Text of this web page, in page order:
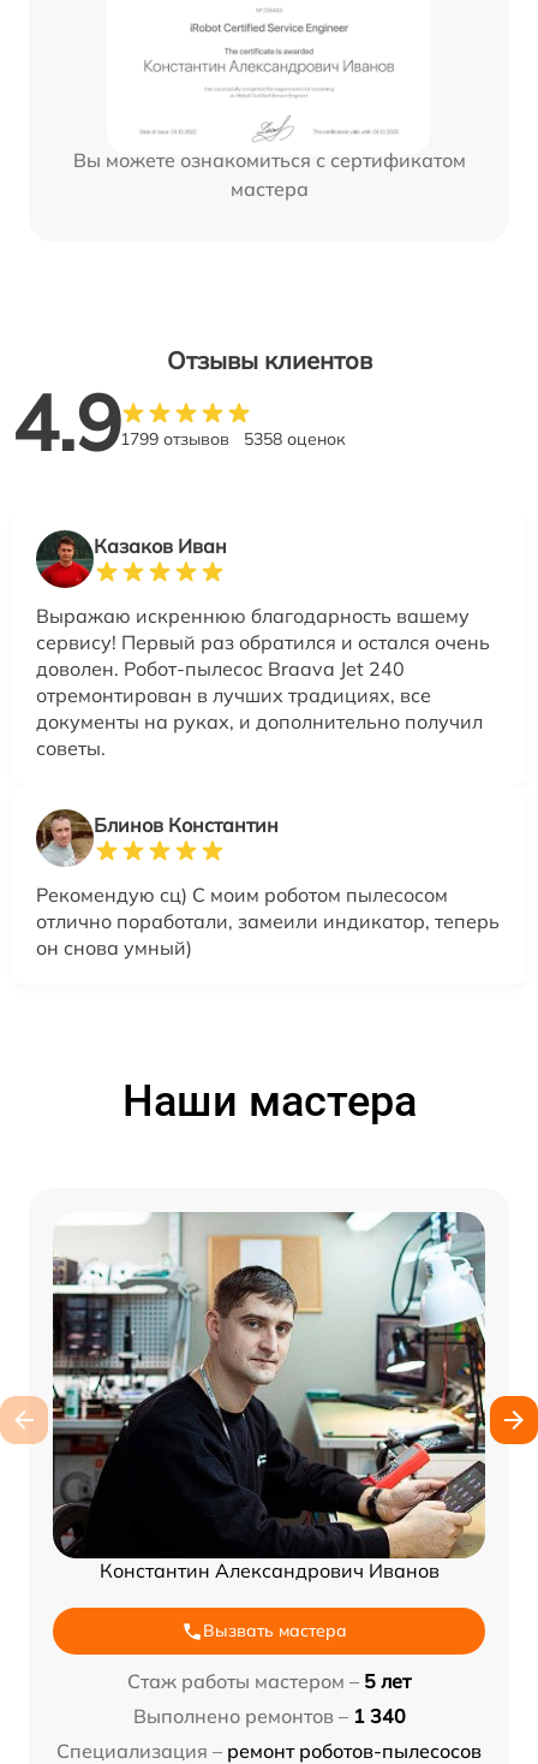
Вы можете ознакомиться с сертификатом
мастера
Отзывы клиентов
4.91799 отзывов 5358 оценок
Казаков Иван
Выражаю искреннюю благодарность вашему
сервису! Первый раз обратился и остался очень
доволен. Робот-пылесос Braava Jet 240
отремонтирован в лучших традициях, все
документы на руках, и дополнительно получил
советы.
Блинов Константин
Рекомендую сц) С моим роботом пылесосом
отлично поработали, замеили индикатор, теперь
он снова умный)
Наши мастера
Константин Александрович Иванов
Вызвать мастера
Стаж работы мастером – 5 лет
Выполнено ремонтов – 1 340
Специализация – ремонт роботов-пылесосов